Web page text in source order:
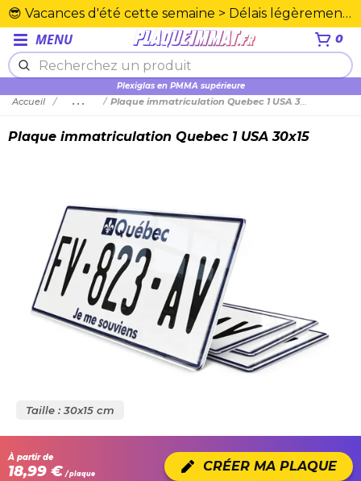
😎 Vacances d'été cette semaine > Délais légèrement rallongés. Merci☀️
MENU 0
Plexiglas en PMMA supérieure
Accueil ... Plaque immatriculation Quebec 1 USA 30x15
Plaque immatriculation Quebec 1 USA 30x15
Taille : 30x15 cm
À partir de
18,99 € / plaque CRÉER MA PLAQUE